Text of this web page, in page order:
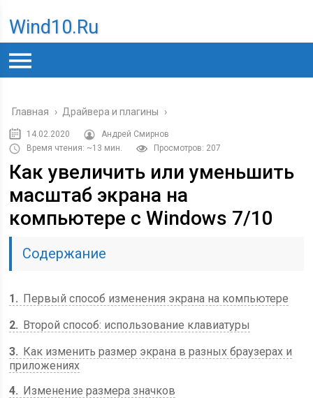
Wind10.ru
Главная › Драйвера и плагины ›
14.02.2020
Андрей Смирнов
Время чтения: ~13 мин.
Просмотров: 207
Как увеличить или уменьшить
масштаб экрана на
компьютере с Windows 7/10
Содержание
1
Первый способ изменения экрана на компьютере
2
Второй способ: использование клавиатуры
3
Как изменить размер экрана в разных браузерах и
приложениях
4
Изменение размера значков